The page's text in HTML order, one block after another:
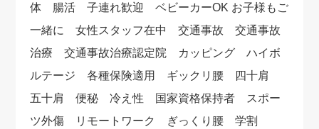
体 腸活 子連れ歓迎 ベビーカーOK お子様もご
一緒に 女性スタッフ在中 交通事故 交通事故
治療 交通事故治療認定院 カッピング ハイボ
ルテージ 各種保険適用 ギックリ腰 四十肩
五十肩 便秘 冷え性 国家資格保持者 スポー
ツ外傷 リモートワーク ぎっくり腰 学割